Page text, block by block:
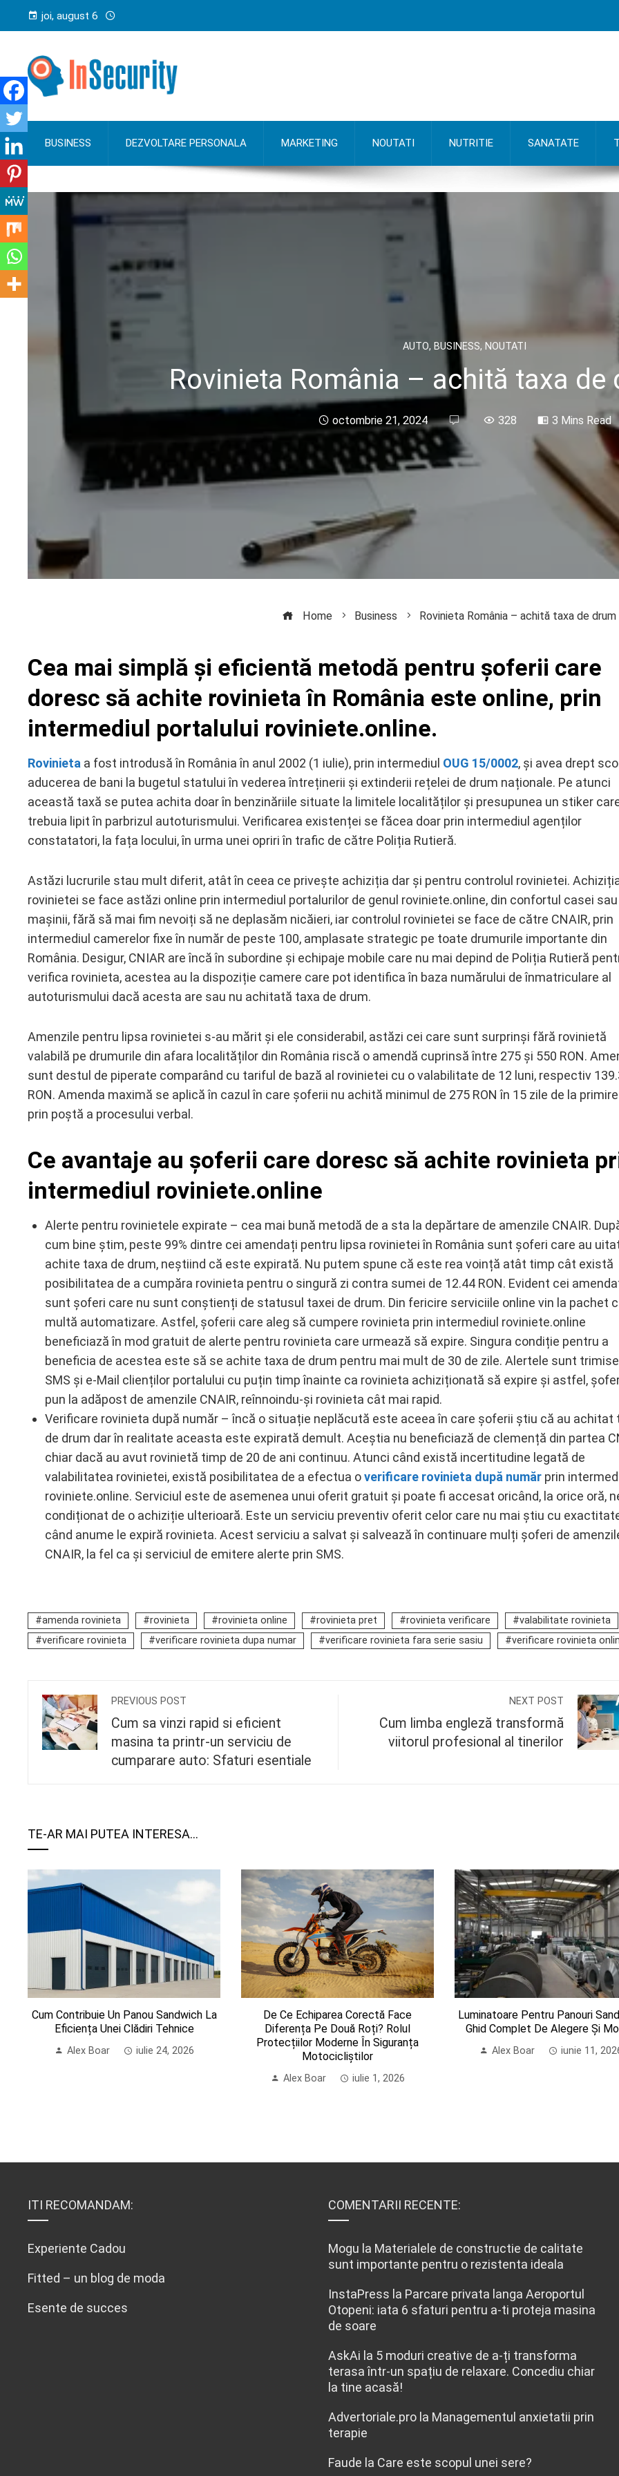
joi, august 6
BUSINESS DEZVOLTARE PERSONALA MARKETING NOUTATI NUTRITIE SANATATE
AUTO, BUSINESS, NOUTATI
Rovinieta România – achită taxa de
octombrie 21, 2024 328 3 Mins Read
Home Business Rovinieta România – achită taxa de drum
Cea mai simplă și eficientă metodă pentru șoferii care
doresc să achite rovinieta în România este online, prin
intermediul portalului roviniete.online.
Rovinieta a fost introdusă în România în anul 2002 (1 iulie), prin intermediul OUG 15/0002, și avea drept
aducerea de bani la bugetul statului în vederea întreținerii și extinderii rețelei de drum naționale. Pe atunci
această taxă se putea achita doar în benzinăriile situate la limitele localităților și presupunea un stiker
trebuia lipit în parbrizul autoturismului. Verificarea existenței se făcea doar prin intermediul agenților
constatatori, la fața locului, în urma unei opriri în trafic de către Poliția Rutieră.
Astăzi lucrurile stau mult diferit, atât în ceea ce privește achiziția dar și pentru controlul rovinietei.
rovinietei se face astăzi online prin intermediul portalurilor de genul roviniete.online, din confortul casei
mașinii, fără să mai fim nevoiți să ne deplasăm nicăieri, iar controlul rovinietei se face de către CNAIR, prin
intermediul camerelor fixe în număr de peste 100, amplasate strategic pe toate drumurile importante din
România. Desigur, CNIAR are încă în subordine și echipaje mobile care nu mai depind de Poliția Rutieră
verifica rovinieta, acestea au la dispoziție camere care pot identifica în baza numărului de înmatriculare al
autoturismului dacă acesta are sau nu achitată taxa de drum.
Amenzile pentru lipsa rovinietei s-au mărit și ele considerabil, astăzi cei care sunt surprinși fără rovinietă
valabilă pe drumurile din afara localităților din România riscă o amendă cuprinsă între 275 și 550 RON.
sunt destul de piperate comparând cu tariful de bază al rovinietei cu o valabilitate de 12 luni, respectiv
RON. Amenda maximă se aplică în cazul în care șoferii nu achită minimul de 275 RON în 15 zile de la
prin poștă a procesului verbal.
Ce avantaje au șoferii care doresc să achite rovinieta
intermediul roviniete.online
Alerte pentru rovinietele expirate – cea mai bună metodă de a sta la depărtare de amenzile CNAIR.
cum bine știm, peste 99% dintre cei amendați pentru lipsa rovinietei în România sunt șoferi care au
achite taxa de drum, neștiind că este expirată. Nu putem spune că este rea voință atât timp cât există
posibilitatea de a cumpăra rovinieta pentru o singură zi contra sumei de 12.44 RON. Evident cei
sunt șoferi care nu sunt conștienți de statusul taxei de drum. Din fericire serviciile online vin la pachet
multă automatizare. Astfel, șoferii care aleg să cumpere rovinieta prin intermediul roviniete.online
beneficiază în mod gratuit de alerte pentru rovinieta care urmează să expire. Singura condiție pentru a
beneficia de acestea este să se achite taxa de drum pentru mai mult de 30 de zile. Alertele sunt
SMS și e-Mail clienților portalului cu puțin timp înainte ca rovinieta achiziționată să expire și astfel,
pun la adăpost de amenzile CNAIR, reînnoindu-și rovinieta cât mai rapid.
Verificare rovinieta după număr – încă o situație neplăcută este aceea în care șoferii știu că au achitat
de drum dar în realitate aceasta este expirată demult. Aceștia nu beneficiază de clemență din partea
chiar dacă au avut rovinietă timp de 20 de ani continuu. Atunci când există incertitudine legată de
valabilitatea rovinietei, există posibilitatea de a efectua overificare rovinieta după număr prin
roviniete.online. Serviciul este de asemenea unui oferit gratuit și poate fi accesat oricând, la orice oră,
condiționat de o achiziție ulterioară. Este un serviciu preventiv oferit celor care nu mai știu cu
când anume le expiră rovinieta. Acest serviciu a salvat și salvează în continuare mulți șoferi de
CNAIR, la fel ca și serviciul de emitere alerte prin SMS.
amenda rovinieta rovinieta rovinieta online rovinieta pret rovinieta verificare
valabilitate rovinieta
verificare rovinieta
verificare rovinieta dupa numar verificare rovinieta fara serie sasiu verificare rovinieta
PREVIOUS POST
Cum sa vinzi rapid si eficient
masina ta printr-un serviciu de
cumparare auto: Sfaturi esentiale
NEXT POST
Cum limba engleză transformă
viitorul profesional al tinerilor
TE-AR MAI PUTEA INTERESA...
Cum Contribuie Un Panou Sandwich La
Eficiența Unei Clădiri Tehnice
Alex Boar iulie 24, 2026
De Ce Echiparea Corectă Face
Diferența Pe Două Roți? Rolul
Protecțiilor Moderne În Siguranța
Motocicliștilor
Alex Boar iulie 1, 2026
Luminatoare Pentru Panouri
Ghid Complet De Alegere Și
Alex Boar iunie 11,
ITI RECOMANDAM:
Experiente Cadou
Fitted – un blog de moda
Esente de succes
COMENTARII RECENTE:
Mogu la Materialele de constructie de calitate
sunt importante pentru o rezistenta ideala
InstaPress la Parcare privata langa Aeroportul
Otopeni: iata 6 sfaturi pentru a-ti proteja masina
de soare
AskAi la 5 moduri creative de a-ți transforma
terasa într-un spațiu de relaxare. Concediu chiar
la tine acasă!
Advertoriale.prola Managementul anxietatii prin
terapie
Faude la Care este scopul unei sere?